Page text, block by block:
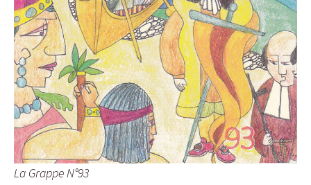
La Grappe N°93